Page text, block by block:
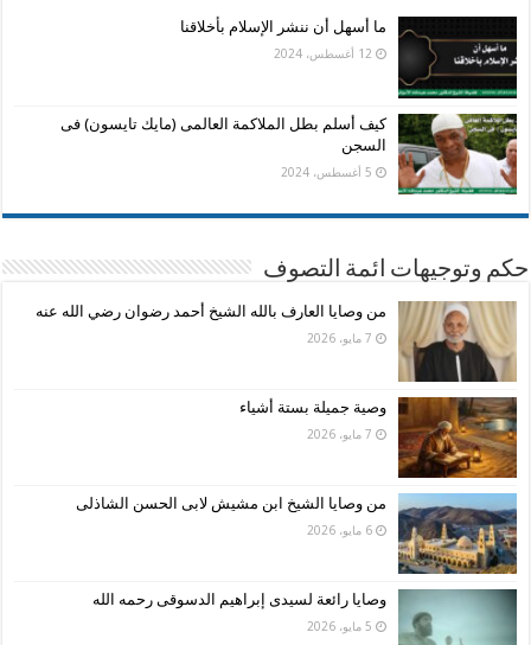
ما أسهل أن ننشر الإسلام بأخلاقنا
12 أغسطس، 2024
كيف أسلم بطل الملاكمة العالمى (مايك تايسون) فى
السجن
5 أغسطس، 2024
حكم وتوجيهات ائمة التصوف
من وصايا العارف بالله الشيخ أحمد رضوان رضي الله عنه
7 مايو، 2026
وصية جميلة بستة أشياء
7 مايو، 2026
من وصايا الشيخ ابن مشيش لابى الحسن الشاذلى
6 مايو، 2026
وصايا رائعة لسيدى إبراهيم الدسوقى رحمه الله
5 مايو، 2026